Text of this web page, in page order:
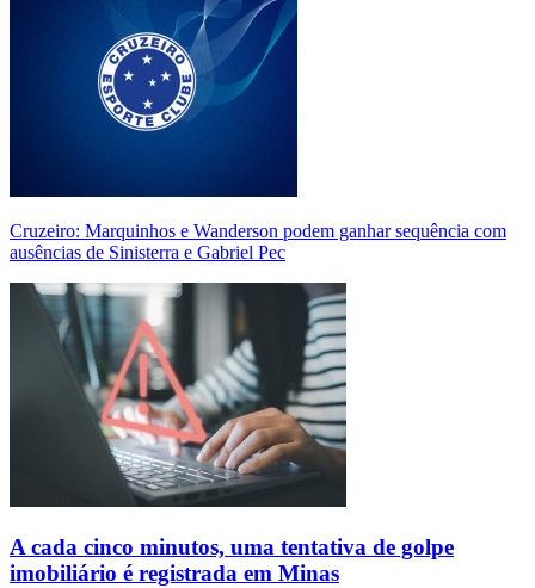
Cruzeiro: Marquinhos e Wanderson podem ganhar sequência com
ausências de Sinisterra e Gabriel Pec
A cada cinco minutos, uma tentativa de golpe
imobiliário é registrada em Minas